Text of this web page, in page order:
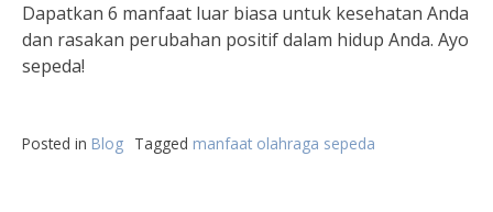
Dapatkan 6 manfaat luar biasa untuk kesehatan Anda
dan rasakan perubahan positif dalam hidup Anda. Ayo
sepeda!
Posted in Blog Tagged manfaat olahraga sepeda